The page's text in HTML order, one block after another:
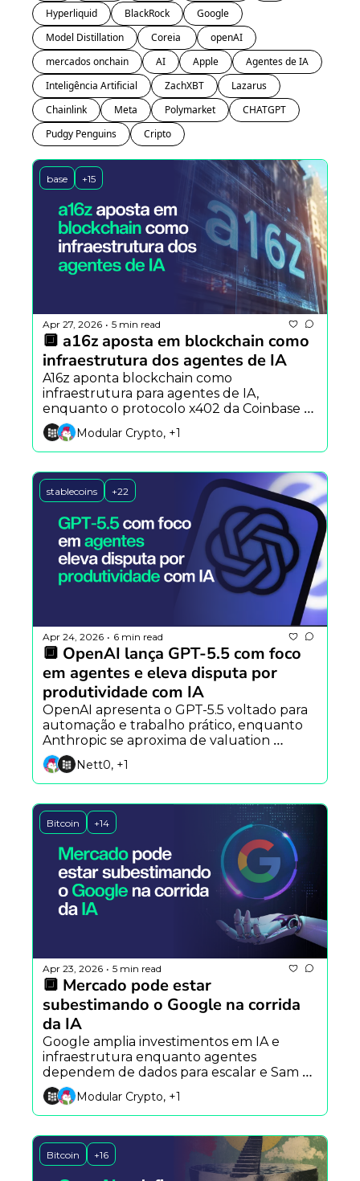
Hyperliquid
BlackRock
Google
Model Distillation
openAI
mercados onchain
AI Apple
Agentes de IA
Inteligência Artificial
ZachXBT
Lazarus
Chainlink
Meta Polymarket
CHATGPT
Pudgy Penguins
Cripto
base +15
Apr 27, 2026 • 5 min read
🔲 a16z aposta em blockchain como
infraestrutura dos agentes de IA
A16z aponta blockchain como
infraestrutura para agentes de IA,
enquanto o protocolo x402 da Coinbase
cresce e o Brasil bloqueia Polymarket e
Kalshi.Modular Crypto, +1
stablecoins +22
Apr 24, 2026 • 6 min read
🔲 OpenAI lança GPT-5.5 com foco
em agentes e eleva disputa por
produtividade com IA
OpenAI apresenta o GPT-5.5 voltado para
automação e trabalho prático, enquanto
Anthropic se aproxima de valuation
trilionário e debate sobre descentralização
volta ao centro com a Arbitrum.
Nett0, +1
Bitcoin +14
Apr 23, 2026 • 5 min read
🔲 Mercado pode estar
subestimando o Google na corrida
da IA
Google amplia investimentos em IA e
infraestrutura enquanto agentes
dependem de dados para escalar e Sam
Altman critica estratégia da Anthropic
sobre riscos da tecnologia.
Modular Crypto, +1
Bitcoin +16